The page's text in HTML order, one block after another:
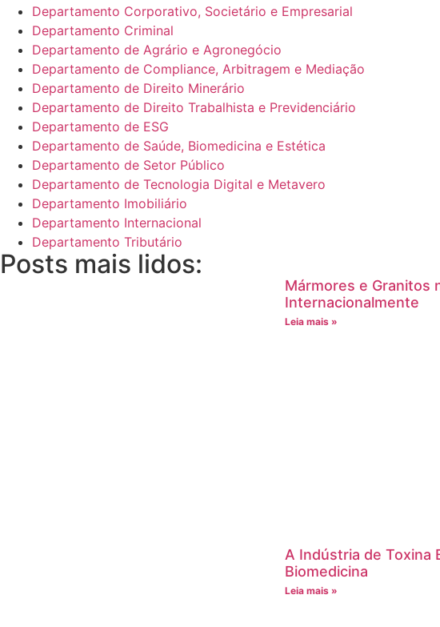
Departamento Corporativo, Societário e Empresarial
Departamento Criminal
Departamento de Agrário e Agronegócio
Departamento de Compliance, Arbitragem e Mediação
Departamento de Direito Minerário
Departamento de Direito Trabalhista e Previdenciário
Departamento de ESG
Departamento de Saúde, Biomedicina e Estética
Departamento de Setor Público
Departamento de Tecnologia Digital e Metavero
Departamento Imobiliário
Departamento Internacional
Departamento Tributário
Posts mais lidos:
Mármores e Granitos
Internacionalmente
Leia mais »
A Indústria de Toxina
Biomedicina
Leia mais »